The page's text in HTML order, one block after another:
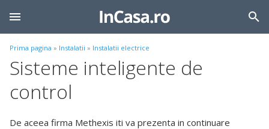
Prima pagina » Instalatii » Instalatii electrice
Sisteme inteligente de
control
De aceea firma Methexis iti va prezenta in continuare